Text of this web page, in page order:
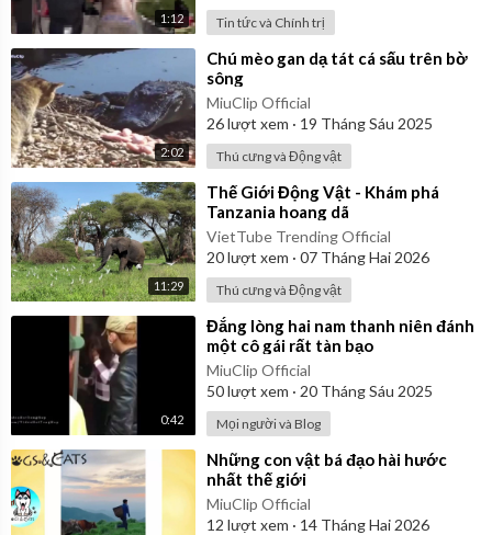
1:12 Tin tức và Chính trị
2:02
⁣Chú mèo gan dạ tát cá sấu trên bờ
sông
MiuClip Official
26lượt xem · 19 Tháng Sáu 2025
Thú cưng và Động vật
11:29
⁣Thế Giới Động Vật - Khám phá
Tanzania hoang dã
VietTube Trending Official
20lượt xem · 07 Tháng Hai 2026
Thú cưng và Động vật
0:42
⁣Đắng lòng hai nam thanh niên đánh
một cô gái rất tàn bạo
MiuClip Official
50lượt xem · 20 Tháng Sáu 2025
Mọi người và Blog
⁣Những con vật bá đạo hài hước
nhất thế giới
MiuClip Official
12 lượt xem · 14 Tháng Hai 2026